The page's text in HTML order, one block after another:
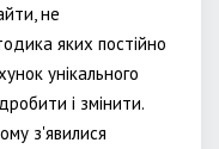
не
яких постійно
унікального
і змінити.
з'явилися